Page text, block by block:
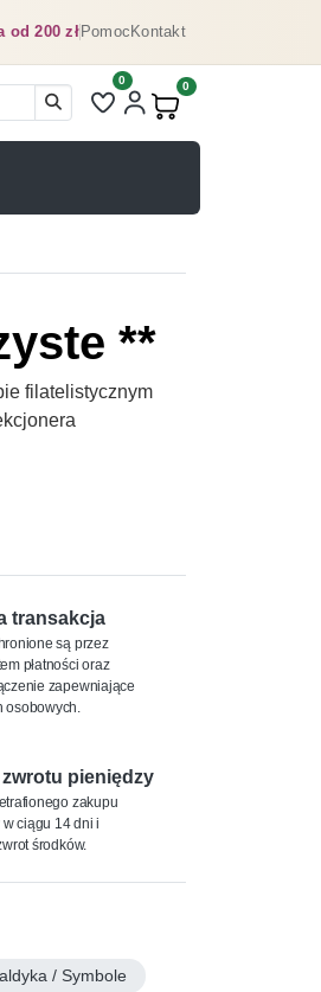
od 200 złPomocKontakt
Liczba pozycji na liście
0
Produkty w koszyku:
0
**
filatelistycznym
transakcja
są przez
płatności oraz
zapewniające
pieniędzy
zakupu
ciągu 14 dni i
środków.
/ Symbole